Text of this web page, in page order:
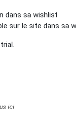
dans sa wishlist
sur le site dans sa
ici